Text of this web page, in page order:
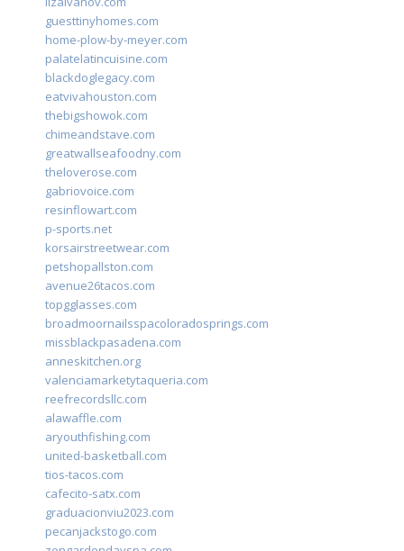
guesttinyhomes.com
home-plow-by-meyer.com
palatelatincuisine.com
blackdoglegacy.com
eatvivahouston.com
thebigshowok.com
chimeandstave.com
greatwallseafoodny.com
theloverose.com
gabriovoice.com
resinflowart.com
p-sports.net
korsairstreetwear.com
petshopallston.com
avenue26tacos.com
topgglasses.com
broadmoornailsspacoloradosprings.com
missblackpasadena.com
anneskitchen.org
valenciamarketytaqueria.com
reefrecordsllc.com
alawaffle.com
aryouthfishing.com
united-basketball.com
tios-tacos.com
cafecito-satx.com
graduacionviu2023.com
pecanjackstogo.com